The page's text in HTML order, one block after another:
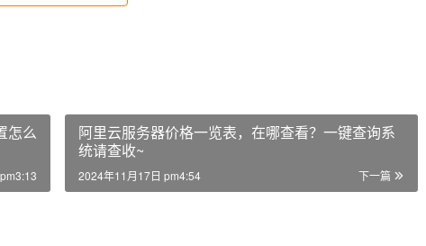
怎么
阿里云服务器价格一览表，在哪查看？一键查询系
统请查收~
下一篇
2024年11月17日 pm4:54